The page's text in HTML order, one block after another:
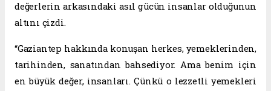
değerlerin arkasındaki asıl gücün insanlar olduğunun
altını çizdi.
“Gaziantep hakkında konuşan herkes, yemeklerinden,
tarihinden, sanatından bahsediyor. Ama benim için
en büyük değer, insanları. Çünkü o lezzetli yemekleri